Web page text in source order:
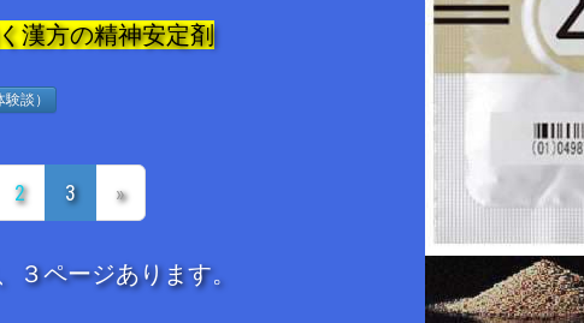
漢方の精神安定剤
談）
2 3 »
３ページあります。